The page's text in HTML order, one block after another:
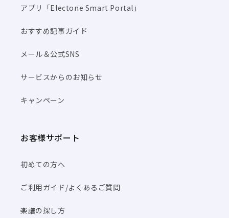
アプリ「Electone Smart Portal」
おすすめ記事ガイド
メール＆公式SNS
サービスからのお知らせ
キャンペーン
お客様サポート
初めての方へ
ご利用ガイド/よくあるご質問
楽譜の探し方